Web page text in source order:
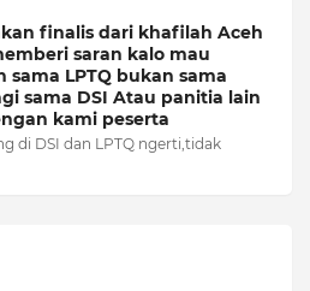
finalis dari khafilah Aceh
saran kalo mau
sama LPTQ bukan sama
sama DSI Atau panitia lain
kami peserta
di DSI dan LPTQ ngerti,tidak